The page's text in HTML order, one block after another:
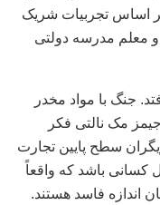
اساس تجربیات شریک
و معلم مدرسه دولتی
۲۰۰۲ اتفاق می‌افتد. جنگ با مواد مخدر
مک نالتی فکر
سطح پایین تجارت
کسانی باشد که واقعاً
اندازه فاسد هستند.